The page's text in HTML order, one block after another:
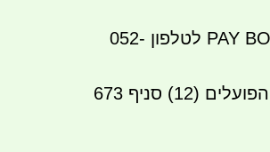
ביט: 052-3214741 052:5565936 PAY BOX לטלפון 052-
בנק הפועלים (12) סניף 673